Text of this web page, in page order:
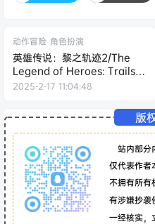
动作冒险 角色扮演
英雄传说：黎之轨迹2/The
Legend of Heroes: Trails
through Daybreak II
2025-2-17 11:04:48
版
站内部分
仅代表作者
不拥有所有
有涉嫌抄袭
一经核实，